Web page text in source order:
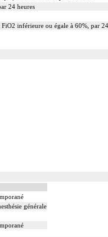
24 heures
inférieure ou égale à 60%, par
générale